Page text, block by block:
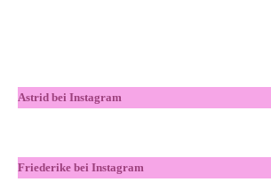
Astrid bei Instagram
Friederike bei Instagram